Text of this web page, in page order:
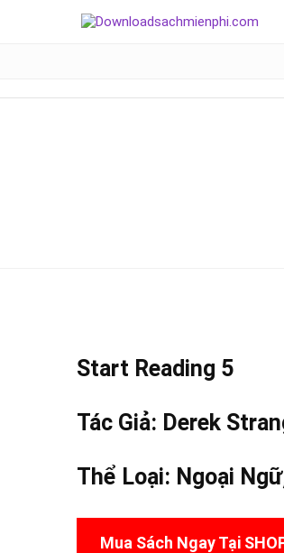
Start Reading 5
Tác Giả: Derek
Thể Loại: Ngoại Ngữ
Mua Sách Ngay Tại